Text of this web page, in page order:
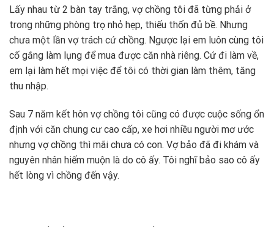
Lấy nhau từ 2 bàn tay trắng, vợ chồng tôi đã từng phải ở
trong những phòng trọ nhỏ hẹp, thiếu thốn đủ bề. Nhưng
chưa một lần vợ trách cứ chồng. Ngược lại em luôn cùng tôi
cố gắng làm lụng để mua được căn nhà riêng. Cứ đi làm về,
em lại làm hết mọi việc để tôi có thời gian làm thêm, tăng
thu nhập.
Sau 7 năm kết hôn vợ chồng tôi cũng có được cuộc sống ổn
định với căn chung cư cao cấp, xe hơi nhiều người mơ ước
nhưng vợ chồng thì mãi chưa có con. Vợ bảo đã đi khám và
nguyên nhân hiếm muộn là do cô ấy. Tôi nghĩ bảo sao cô ấy
hết lòng vì chồng đến vậy.